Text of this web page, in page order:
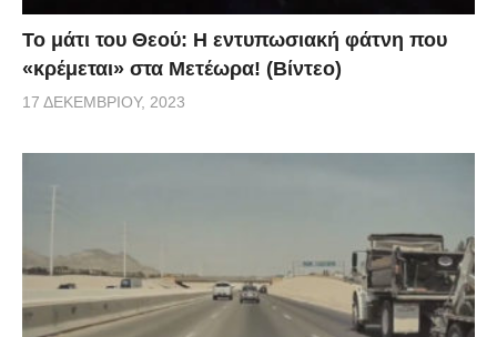
Το μάτι του Θεού: Η εντυπωσιακή φάτνη που
«κρέμεται» στα Μετέωρα! (Βίντεο)
17 ΔΕΚΕΜΒΡΊΟΥ, 2023